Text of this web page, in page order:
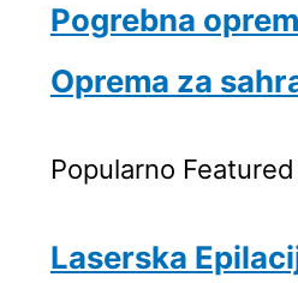
Pogrebna
Oprema za
Popularno Featured
Laserska